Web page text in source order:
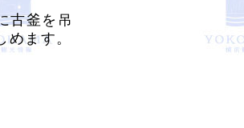
古釜を吊
ます。